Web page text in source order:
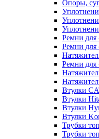
Опоры,
Ремни для
Ремни для
Ремни для
Втулки
Втулки
Втулки
Втулки
Трубки
Трубки